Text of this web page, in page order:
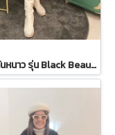
เช่าเสื้อกันหนาว รุ่น Black Beauty Single Breasted Coat 2108GCL1544FABK1